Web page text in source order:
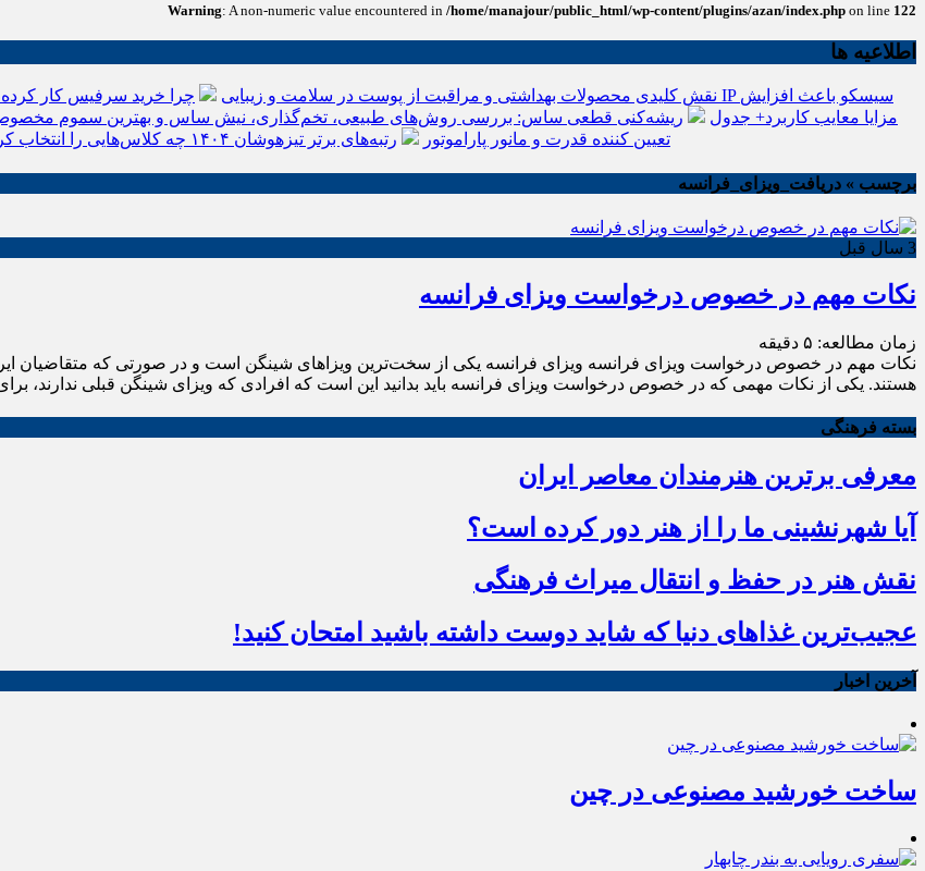
Warning: A non-numeric value encountered in /home/manajour/public_html/wp-content/plugins/azan/index.php on line 122
اطلاعیه ها
نقش کلیدی محصولات بهداشتی و مراقبت از پوست در سلامت و زیبایی چرا خرید سرفیس کار
انواع باتری یو پی اس(ups)+مزایا معایب کاربرد+ جدول ریشه‌کنی قطعی ساس: بررسی روش‌های طبیعی، تخم‌گذاری، نیش ساس و بهترین سموم
تعیین کننده قدرت و مانور پاراموتور
رتبه‌های برتر تیزهوشان ۱۴۰۴ چه کلاس‌هایی را انتخاب کردند؟
برچسب » دریافت_ویزای_فرانسه
3 سال قبل
نکات مهم در خصوص درخواست ویزای فرانسه
زمان مطالعه: ۵ دقیقه
نکات مهم در خصوص درخواست ویزای فرانسه ویزای فرانسه یکی از سخت‌ترین ویزاهای شینگن است و در صورتی که متقاضیان
هستند. یکی از نکات مهمی که در خصوص درخواست ویزای فرانسه باید بدانید این است که افرادی که ویزای شینگن قبلی ندارند،
بسته فرهنگی
معرفی برترین هنرمندان معاصر ایران
آیا شهرنشینی ما را از هنر دور کرده است؟
نقش هنر در حفظ و انتقال میراث فرهنگی
عجیب‌ترین غذاهای دنیا که شاید دوست داشته باشید امتحان کنید!
آخرین اخبار
ساخت خورشید مصنوعی در چین